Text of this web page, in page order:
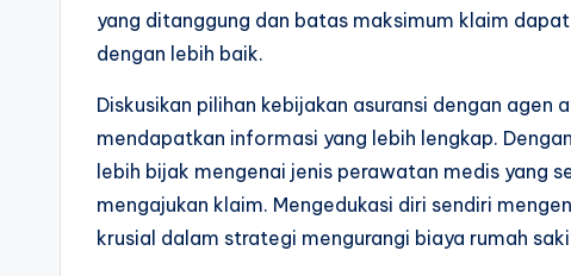
yang ditanggung dan batas maksimum klaim
dengan lebih baik.
Diskusikan pilihan kebijakan asuransi dengan agen
mendapatkan informasi yang lebih lengkap.
lebih bijak mengenai jenis perawatan medis yang
mengajukan klaim. Mengedukasi diri sendiri
krusial dalam strategi mengurangi biaya rumah